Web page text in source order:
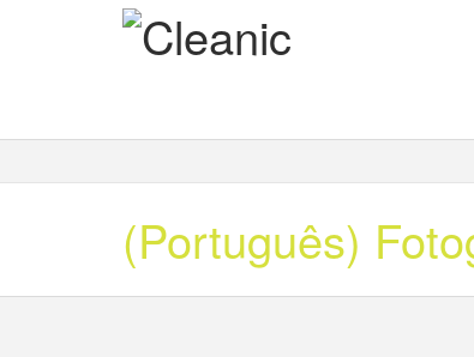
(Português)